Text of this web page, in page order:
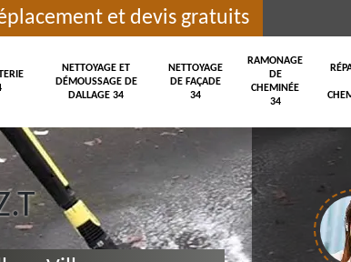
et devis gratuits
NETTOYAGE ET
DÉMOUSSAGE DE
DALLAGE 34
NETTOYAGE
DE FAÇADE
34
RAMONAGE
DE
CHEMINÉE
34